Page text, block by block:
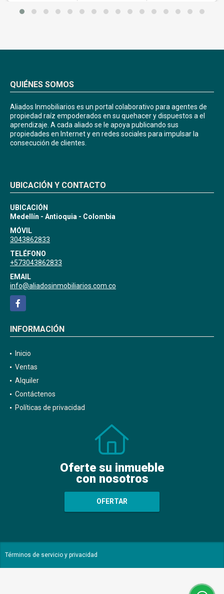
QUIÉNES SOMOS
Aliados Inmobiliarios es un portal colaborativo para agentes de
propiedad raíz empoderados en su quehacer y dispuestos a el
aprendizaje. A cada aliado se le apoya publicando sus
propiedades en Internet y en redes sociales para impulsar la
consecución de clientes.
UBICACIÓN Y CONTACTO
UBICACIÓN
Medellín - Antioquia - Colombia
MÓVIL
3043862833
TELÉFONO
+573043862833
EMAIL
info@aliadosinmobiliarios.com.co
Facebook
INFORMACIÓN
Inicio
Ventas
Alquiler
Contáctenos
Políticas de privacidad
Oferte su inmueble
con nosotros
OFERTAR
Términos de servicio y privacidad